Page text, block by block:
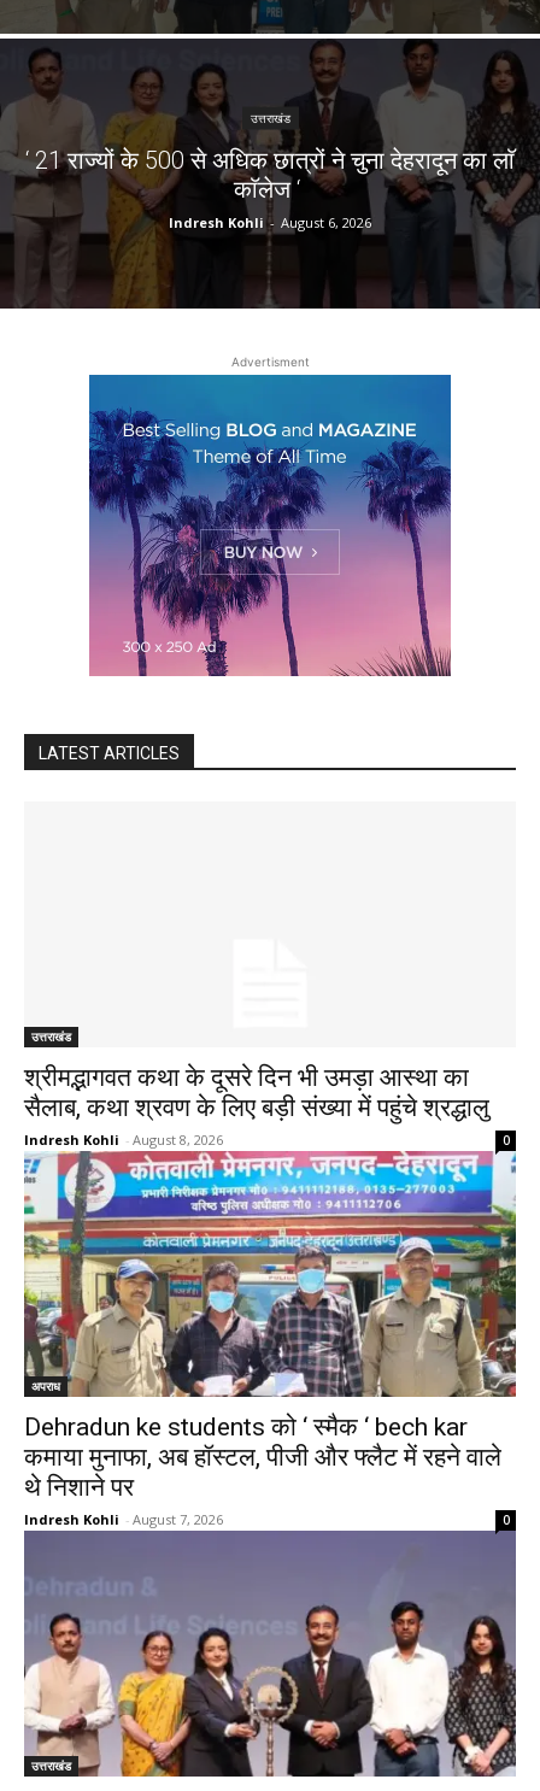
उत्तराखंड
‘ 21 राज्यों के 500 से अधिक छात्रों ने चुना देहरादून का लाॅ
काॅलेज ‘
Indresh Kohli - August 6, 2026
Advertisment
LATEST ARTICLES
उत्तराखंड
श्रीमद्भागवत कथा के दूसरे दिन भी उमड़ा आस्था का
सैलाब, कथा श्रवण के लिए बड़ी संख्या में पहुंचे श्रद्धालु
Indresh Kohli - August 8, 2026 0
अपराध
Dehradun ke students को ‘ स्मैक ‘ bech kar
कमाया मुनाफा, अब हॉस्टल, पीजी और फ्लैट में रहने वाले
थे निशाने पर
Indresh Kohli - August 7, 2026 0
उत्तराखंड